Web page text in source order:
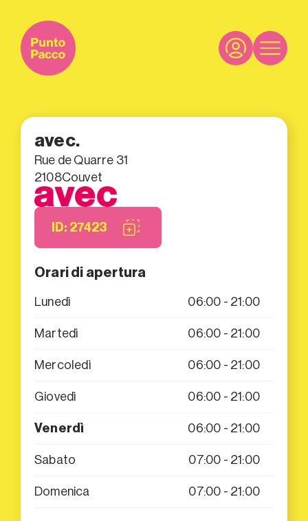
avec.
Rue de Quarre 31
2108Couvet
ID: 27423
Orari di apertura
Lunedì 06:00 - 21:00
Martedì 06:00 - 21:00
Mercoledì 06:00 - 21:00
Giovedì 06:00 - 21:00
Venerdì 06:00 - 21:00
Sabato 07:00 - 21:00
Domenica 07:00 - 21:00